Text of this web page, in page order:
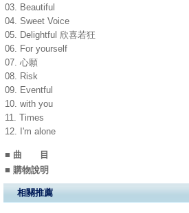
03. Beautiful
04. Sweet Voice
05. Delightful 欣喜若狂
06. For yourself
07. 心願
08. Risk
09. Eventful
10. with you
11. Times
12. I'm alone
■ 曲 目
■ 購物說明
相關推薦